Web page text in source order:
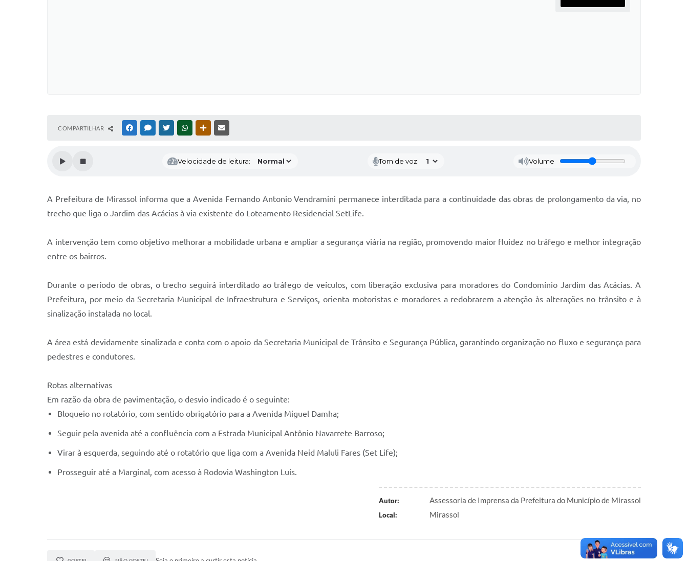
COMPARTILHAR FACEBOOKMESSENGER
TWITTERWHATSAPPOUTRAS MÍDIAS
Velocidade de leitura: Tom de voz: Volume
A Prefeitura de Mirassol informa que a Avenida Fernando Antonio Vendramini permanece interditada para a continuidade das obras de prolongamento da via, no
trecho que liga o Jardim das Acácias à via existente do Loteamento Residencial SetLife.
A intervenção tem como objetivo melhorar a mobilidade urbana e ampliar a segurança viária na região, promovendo maior fluidez no tráfego e melhor integração
entre os bairros.
Durante o período de obras, o trecho seguirá interditado ao tráfego de veículos, com liberação exclusiva para moradores do Condomínio Jardim das Acácias. A
Prefeitura, por meio da Secretaria Municipal de Infraestrutura e Serviços, orienta motoristas e moradores a redobrarem a atenção às alterações no trânsito e à
sinalização instalada no local.
A área está devidamente sinalizada e conta com o apoio da Secretaria Municipal de Trânsito e Segurança Pública, garantindo organização no fluxo e segurança para
pedestres e condutores.
Rotas alternativas
Em razão da obra de pavimentação, o desvio indicado é o seguinte:
Bloqueio no rotatório, com sentido obrigatório para a Avenida Miguel Damha;
Seguir pela avenida até a confluência com a Estrada Municipal Antônio Navarrete Barroso;
Virar à esquerda, seguindo até o rotatório que liga com a Avenida Neid Maluli Fares (Set Life);
Prosseguir até a Marginal, com acesso à Rodovia Washington Luís.
Autor: Assessoria de Imprensa da Prefeitura do Município de Mirassol
Local: Mirassol